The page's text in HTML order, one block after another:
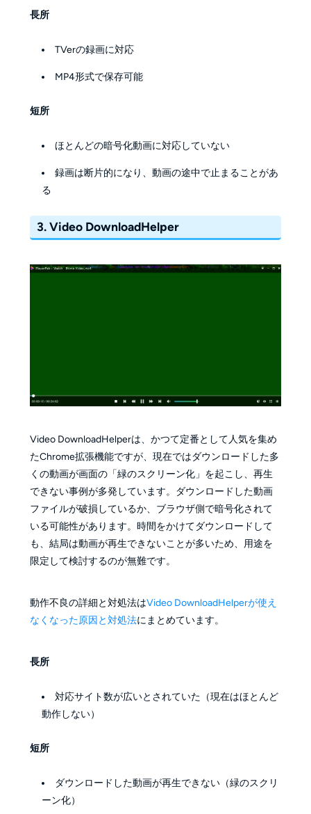
長所
TVerの録画に対応
MP4形式で保存可能
短所
ほとんどの暗号化動画に対応していない
録画は断片的になり、動画の途中で止まることがあ
る
3. Video DownloadHelper
Video DownloadHelperは、かつて定番として人気を集め
たChrome拡張機能ですが、現在ではダウンロードした多
くの動画が画面の「緑のスクリーン化」を起こし、再生
できない事例が多発しています。ダウンロードした動画
ファイルが破損しているか、ブラウザ側で暗号化されて
いる可能性があります。時間をかけてダウンロードして
も、結局は動画が再生できないことが多いため、用途を
限定して検討するのが無難です。
動作不良の詳細と対処法はVideo DownloadHelperが使え
なくなった原因と対処法にまとめています。
長所
対応サイト数が広いとされていた（現在はほとんど
動作しない）
短所
ダウンロードした動画が再生できない（緑のスクリ
ーン化）